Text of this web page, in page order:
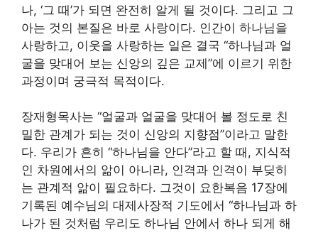
나, ‘그 때’가 되면 완전히 알게 될 것이다. 그리고 그
아는 것의 본질은 바로 사랑이다. 인간이 하나님을
사랑하고, 이웃을 사랑하는 일은 결국 “하나님과 얼
굴을 맞대어 보는 신앙의 깊은 교제”에 이르기 위한
과정이며 궁극적 목적이다.
장재형목사는 “얼굴과 얼굴을 맞대어 볼 정도로 친
밀한 관계가 되는 것이 신앙의 지향점”이라고 말한
다. 우리가 흔히 “하나님을 안다”라고 할 때, 지식적
인 차원에서의 앎이 아니라, 인격과 인격이 부딪히
는 관계적 앎이 필요하다. 그것이 요한복음 17장에
기록된 예수님의 대제사장적 기도에서 “하나님과 하
나가 된 것처럼 우리도 하나님 안에서 하나 되게 해